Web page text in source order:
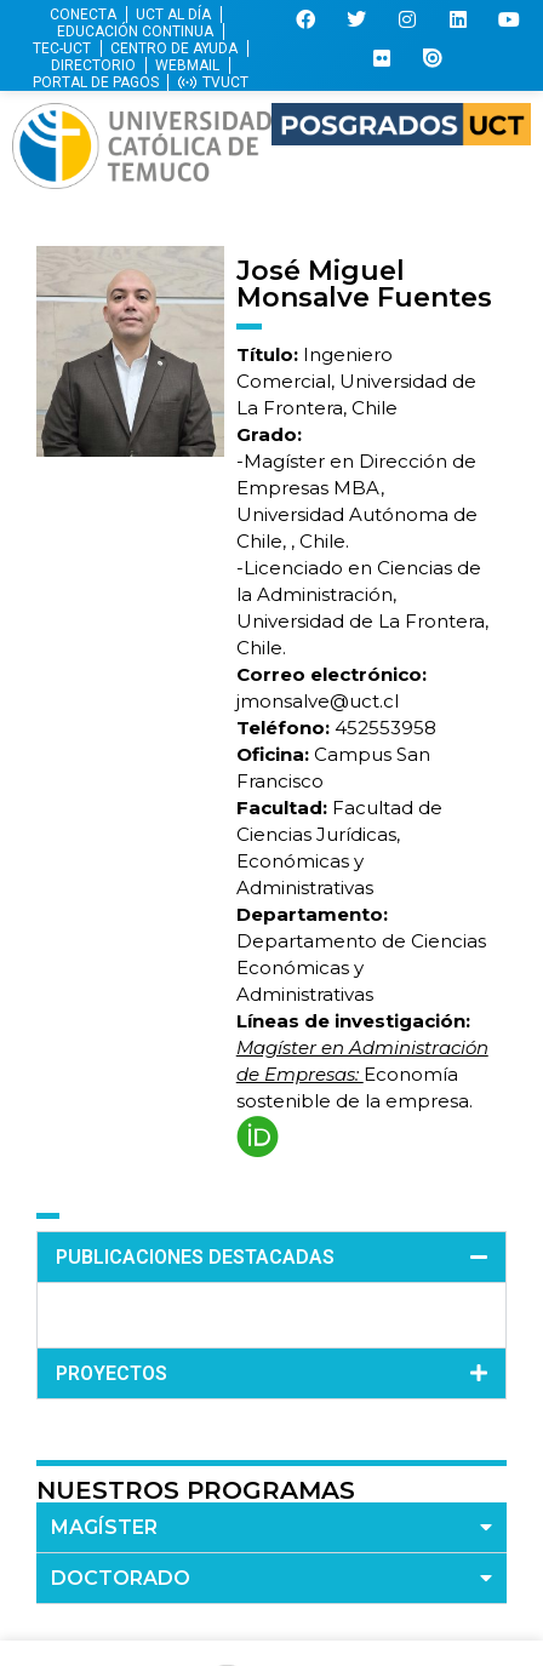
CONECTA
UCT AL DÍA
EDUCACIÓN CONTINUA
TEC-UCT
CENTRO DE AYUDA
DIRECTORIO
WEBMAIL
PORTAL DE PAGOS
TVUCT
José Miguel
Monsalve Fuentes
Título:Ingeniero
Comercial, Universidad de
La Frontera, Chile
Grado:
-Magíster en Dirección de
Empresas MBA,
Universidad Autónoma de
Chile, , Chile.
-Licenciado en Ciencias de
la Administración,
Universidad de La Frontera,
Chile.
Correo electrónico:
jmonsalve@uct.cl
Teléfono:452553958
Oficina:Campus San
Francisco
Facultad:Facultad de
Ciencias Jurídicas,
Económicas y
Administrativas
Departamento:
Departamento de Ciencias
Económicas y
Administrativas
Líneas de investigación:
Magíster en Administración
de Empresas: Economía
sostenible de la empresa.
PUBLICACIONES DESTACADAS
PROYECTOS
NUESTROS PROGRAMAS
MAGÍSTER
DOCTORADO